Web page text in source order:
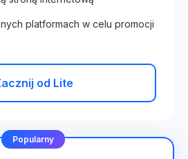
platformach w celu promocji
od Lite
Popularny